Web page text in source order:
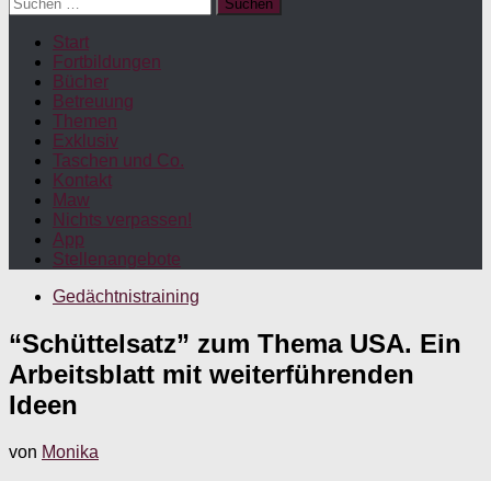
nach:
Start
Fortbildungen
Bücher
Betreuung
Themen
Exklusiv
Taschen und Co.
Kontakt
Maw
Nichts verpassen!
App
Stellenangebote
Gedächtnistraining
“Schüttelsatz” zum Thema USA. Ein
Arbeitsblatt mit weiterführenden
Ideen
von Monika